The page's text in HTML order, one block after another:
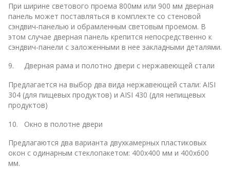
При ширине светового проема 800мм или 900 мм дверная
панель может поставляться в комплекте со стеновой
сэндвич-панелью и обрамленным световым проемом. В
этом случае дверная панель крепится непосредственно к
сэндвич-панели с заложенными в нее закладными деталями.
9. Дверная рама и полотно двери с нержавеющей стали
Предлагается на выбор два вида нержавеющей стали: AISI
304 (для пищевых продуктов) и AISI 430 (для непищевых
продуктов)
10. Окно в полотне двери
Предлагаются два варианта двухкамерных пластиковых
окон с одинарным стеклопакетом: 400х400 мм и 400х600
мм.